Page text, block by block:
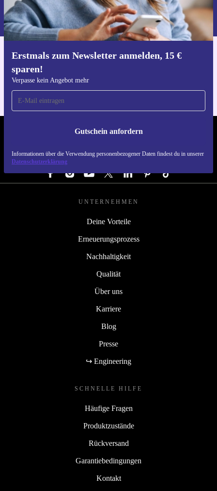
Erstmals zum Newsletter anmelden, 15 €
sparen!
Verpasse kein Angebot mehr
Gutschein anfordern
Informationen über die Verwendung personenbezogener Daten findest du in unserer
Datenschutzerklärung
Informationen über die Verwendung personenbezogener Daten findest
du in unserer
Datenschutzerklärung.
Hol dir die refurbed-App
REFURBED DEUTSCHLAND - RETHINK NEW.
FOLGE UNS
UNTERNEHMEN
Deine Vorteile
Erneuerungsprozess
Nachhaltigkeit
Qualität
Über uns
Karriere
Blog
Presse
↪ Engineering
SCHNELLE HILFE
Häufige Fragen
Produktzustände
Rückversand
Garantiebedingungen
Kontakt